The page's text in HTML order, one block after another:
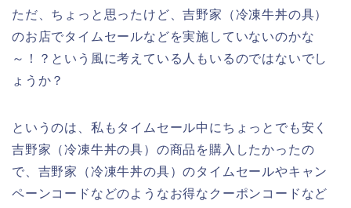
ただ、ちょっと思ったけど、吉野家（冷凍牛丼の具）
のお店でタイムセールなどを実施していないのかな
～！？という風に考えている人もいるのではないでし
ょうか？
というのは、私もタイムセール中にちょっとでも安く
吉野家（冷凍牛丼の具）の商品を購入したかったの
で、吉野家（冷凍牛丼の具）のタイムセールやキャン
ペーンコードなどのようなお得なクーポンコードなど